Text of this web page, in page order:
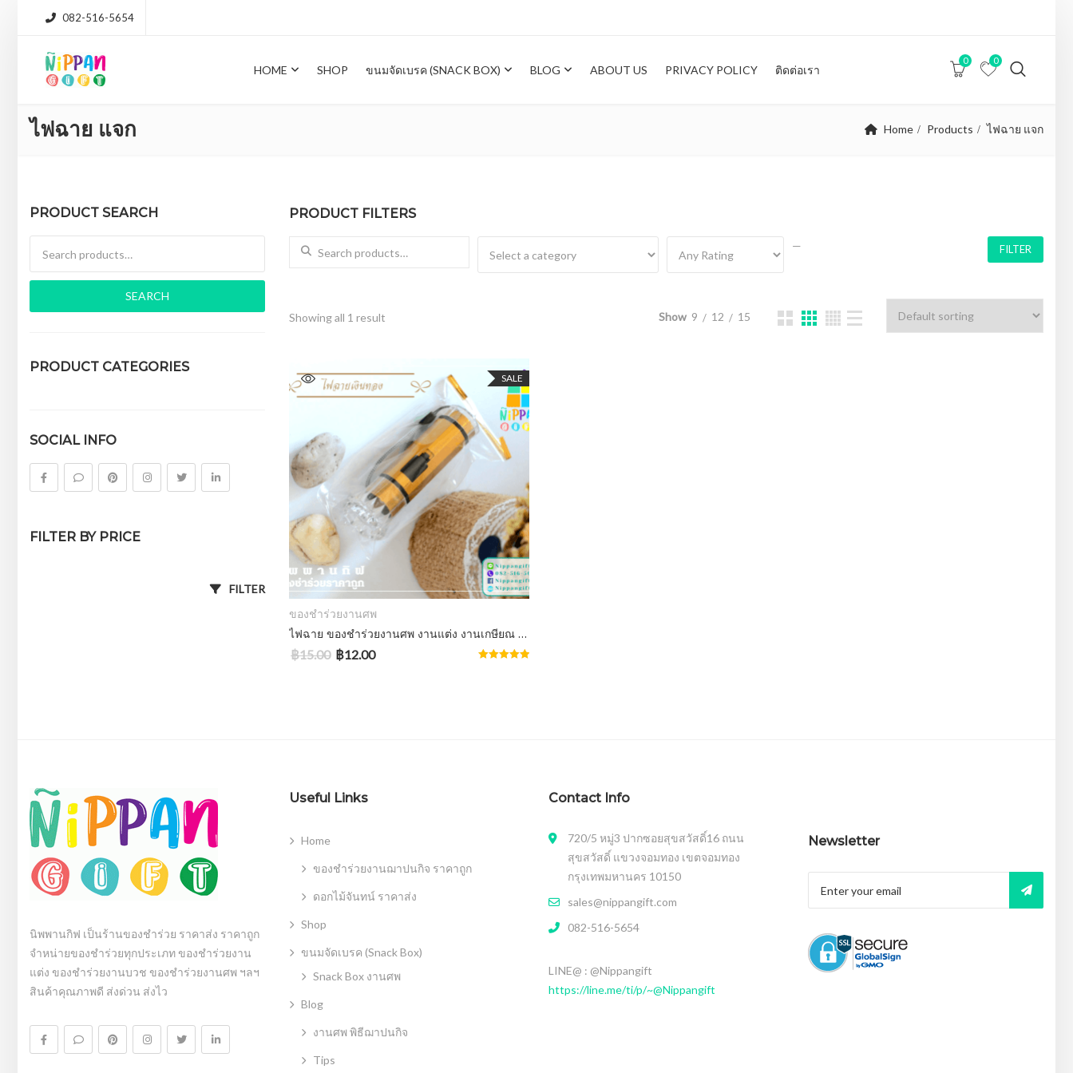
082-516-5654
HOME SHOP ขนมจัดเบรค (SNACK BOX) BLOG ABOUT US PRIVACY POLICY ติดต่อเรา
0 0
ไฟฉาย แจก Home Products ไฟฉาย แจก
PRODUCT FILTERS
Search for: — FILTER
Showing all 1 result Show 9 12 15
SALE
ADD TO CART
ของชำร่วยงานศพ
ไฟฉาย ของชำร่วยงานศพ งานแต่ง งานเกษียณ ราคาถูก ฟรีสติ๊กเกอร์
฿15.00 ฿12.00
PRODUCT SEARCH
SEARCH
PRODUCT CATEGORIES
ดอกไม้จันทน์
SOCIAL INFO
FILTER BY PRICE
FILTER
นิพพานกิฟ เป็นร้านของชำร่วย ราคาส่ง ราคาถูก
จำหน่ายของชำร่วยทุกประเภท ของชำร่วยงาน
แต่ง ของชำร่วยงานบวช ของชำร่วยงานศพ ฯลฯ
สินค้าคุณภาพดี ส่งด่วน ส่งไว
Useful Links
Home
ของชำร่วยงานฌาปนกิจ ราคาถูก
ดอกไม้จันทน์ ราคาส่ง
Shop
ขนมจัดเบรค (Snack Box)
Snack Box งานศพ
Blog
งานศพ พิธีฌาปนกิจ
Tips
Contact Info
720/5 หมู่3 ปากซอยสุขสวัสดิ์16 ถนน
สุขสวัสดิ์ แขวงจอมทอง เขตจอมทอง
กรุงเทพมหานคร 10150
sales@nippangift.com
082-516-5654
LINE@ : @Nippangift
https://line.me/ti/p/~@Nippangift
Newsletter